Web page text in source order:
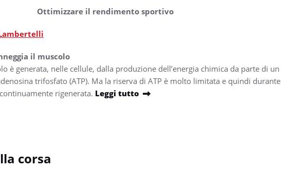
Ottimizzare il rendimento sportivo
il muscolo
è generata, nelle cellule, dalla produzione dell’energia chimica da parte di un
trifosfato (ATP). Ma la riserva di ATP è molto limitata e quindi durante
continuamente rigenerata. Leggi tutto
corsa